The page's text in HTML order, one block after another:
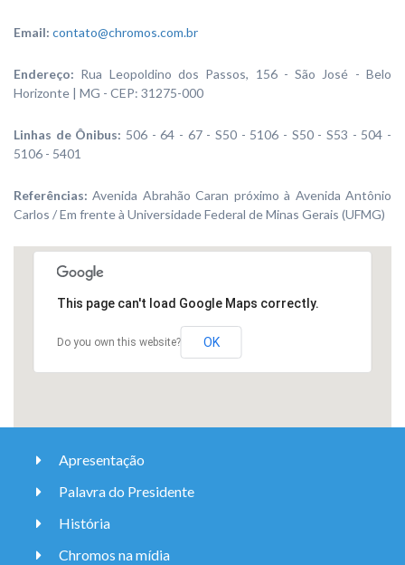
Email: contato@chromos.com.br
Endereço: Rua Leopoldino dos Passos, 156 - São José - Belo
Horizonte | MG - CEP: 31275-000
Linhas de Ônibus: 506 - 64 - 67 - S50 - 5106 - S50 - S53 - 504 -
5106 - 5401
Referências: Avenida Abrahão Caran próximo à Avenida Antônio
Carlos / Em frente à Universidade Federal de Minas Gerais (UFMG)
This page can't load Google Maps correctly.
Do you own this website? OK
Apresentação
Palavra do Presidente
História
Chromos na mídia